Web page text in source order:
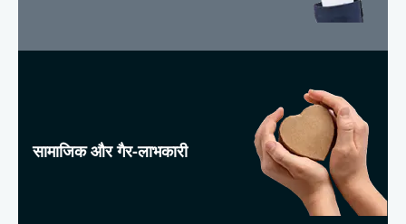
सामाजिक और गैर-लाभकारी